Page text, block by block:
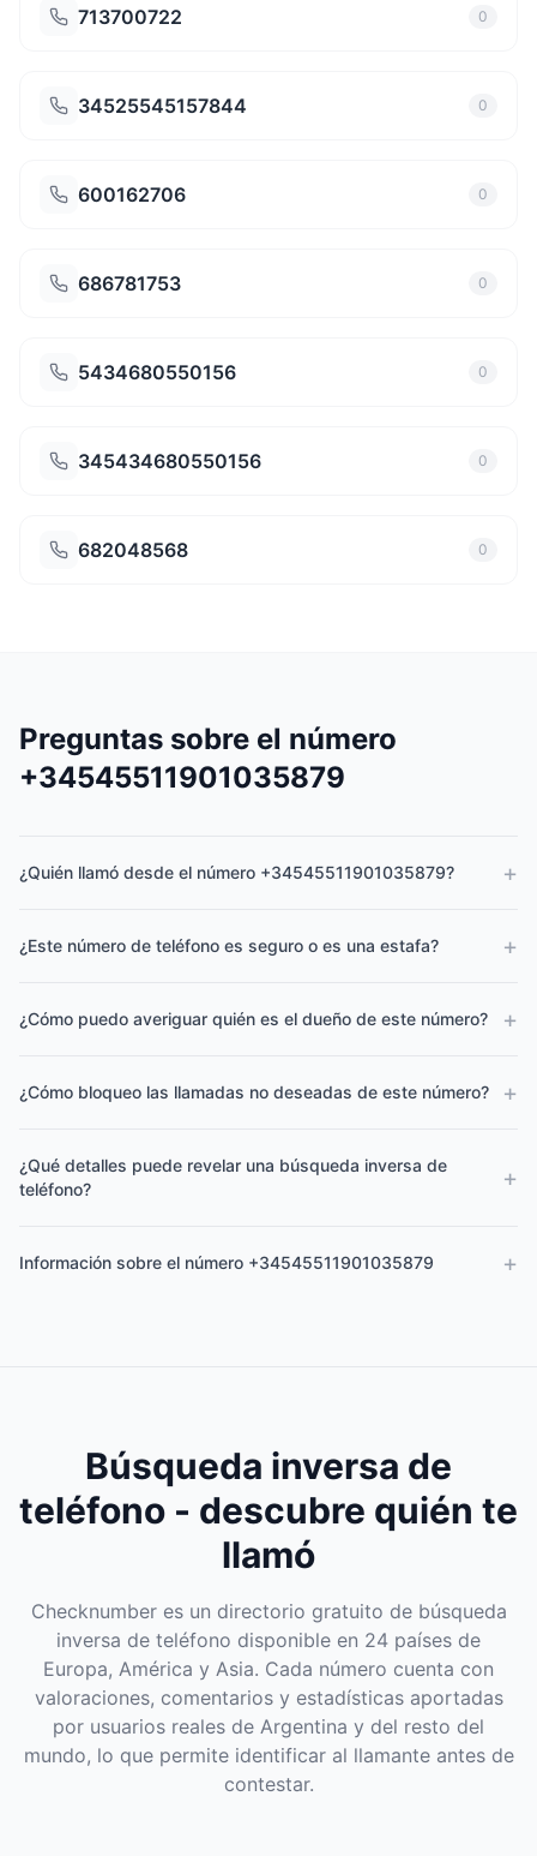
713700722 0
34525545157844 0
600162706 0
686781753 0
5434680550156 0
345434680550156 0
682048568 0
Preguntas sobre el número
+34545511901035879
¿Quién llamó desde el número +34545511901035879? +
¿Este número de teléfono es seguro o es una estafa? +
¿Cómo puedo averiguar quién es el dueño de este número? +
¿Cómo bloqueo las llamadas no deseadas de este número? +
¿Qué detalles puede revelar una búsqueda inversa de
teléfono?
+
Información sobre el número +34545511901035879 +
Búsqueda inversa de
teléfono - descubre quién te
llamó
Checknumber es un directorio gratuito de búsqueda
inversa de teléfono disponible en 24 países de
Europa, América y Asia. Cada número cuenta con
valoraciones, comentarios y estadísticas aportadas
por usuarios reales de Argentina y del resto del
mundo, lo que permite identificar al llamante antes de
contestar.